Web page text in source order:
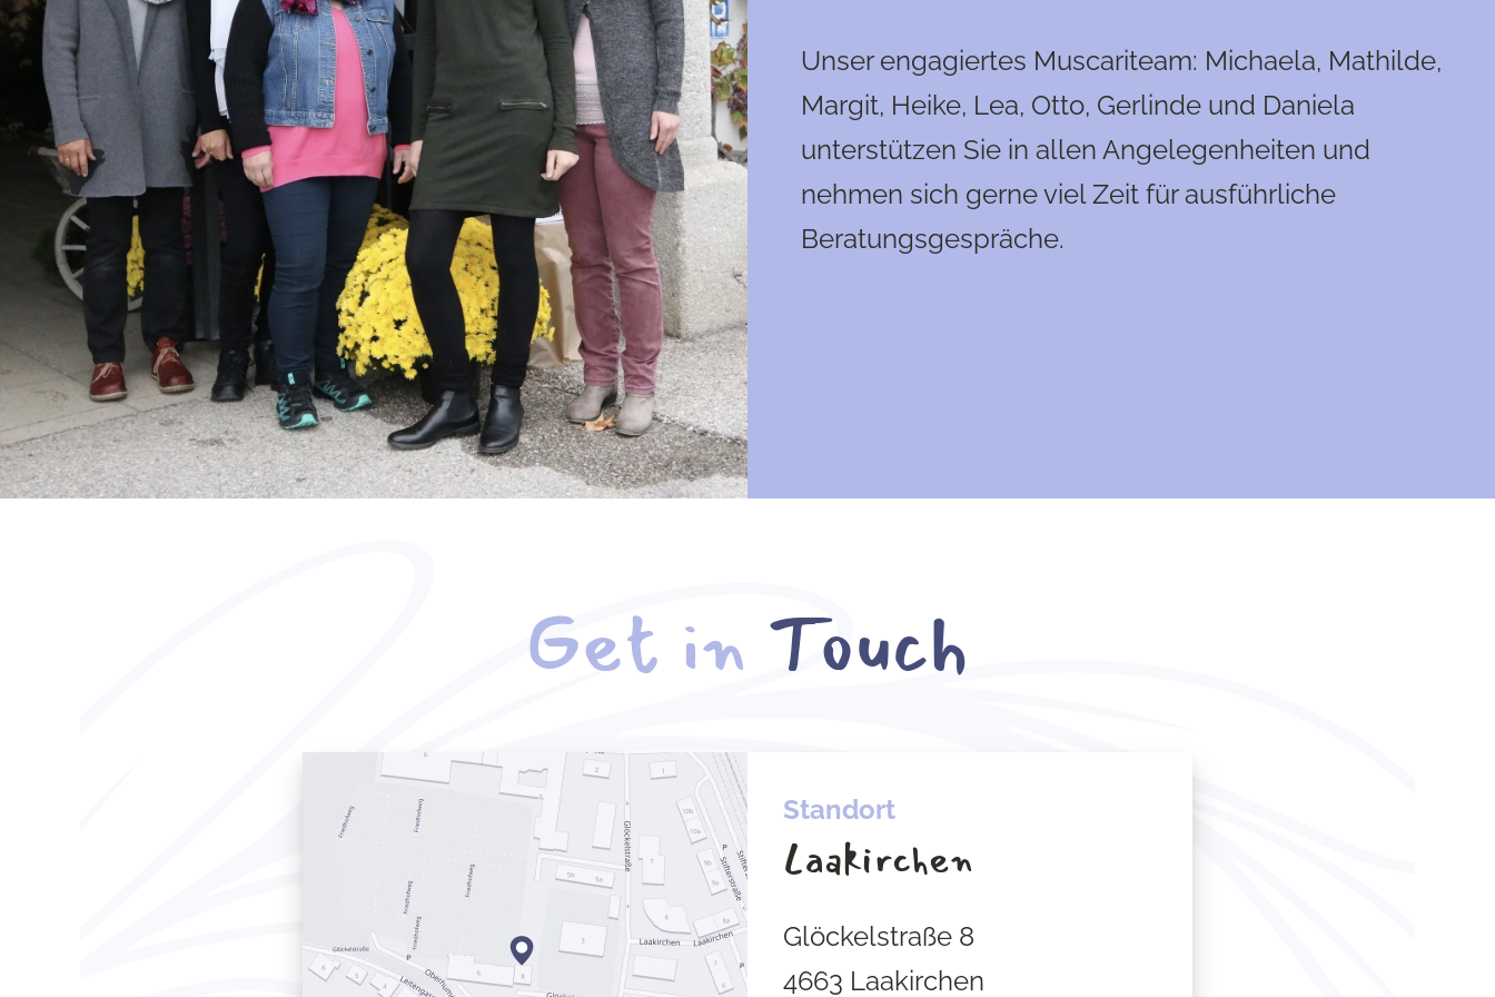
Unser engagiertes Muscariteam: Michaela, Mathilde,
Margit, Heike, Lea, Otto, Gerlinde und Daniela
unterstützen Sie in allen Angelegenheiten und
nehmen sich gerne viel Zeit für ausführliche
Beratungsgespräche.
Get in Touch
Standort
Laakirchen
Glöckelstraße 8
4663 Laakirchen